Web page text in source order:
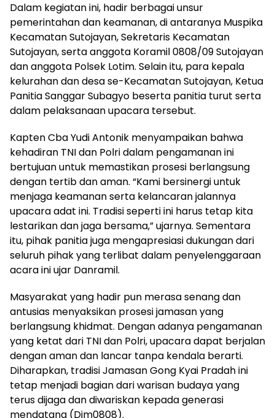
Dalam kegiatan ini, hadir berbagai unsur
pemerintahan dan keamanan, di antaranya Muspika
Kecamatan Sutojayan, Sekretaris Kecamatan
Sutojayan, serta anggota Koramil 0808/09 Sutojayan
dan anggota Polsek Lotim. Selain itu, para kepala
kelurahan dan desa se-Kecamatan Sutojayan, Ketua
Panitia Sanggar Subagyo beserta panitia turut serta
dalam pelaksanaan upacara tersebut.
Kapten Cba Yudi Antonik menyampaikan bahwa
kehadiran TNI dan Polri dalam pengamanan ini
bertujuan untuk memastikan prosesi berlangsung
dengan tertib dan aman. “Kami bersinergi untuk
menjaga keamanan serta kelancaran jalannya
upacara adat ini. Tradisi seperti ini harus tetap kita
lestarikan dan jaga bersama,” ujarnya. Sementara
itu, pihak panitia juga mengapresiasi dukungan dari
seluruh pihak yang terlibat dalam penyelenggaraan
acara ini ujar Danramil.
Masyarakat yang hadir pun merasa senang dan
antusias menyaksikan prosesi jamasan yang
berlangsung khidmat. Dengan adanya pengamanan
yang ketat dari TNI dan Polri, upacara dapat berjalan
dengan aman dan lancar tanpa kendala berarti.
Diharapkan, tradisi Jamasan Gong Kyai Pradah ini
tetap menjadi bagian dari warisan budaya yang
terus dijaga dan diwariskan kepada generasi
mendatang (Dim0808).